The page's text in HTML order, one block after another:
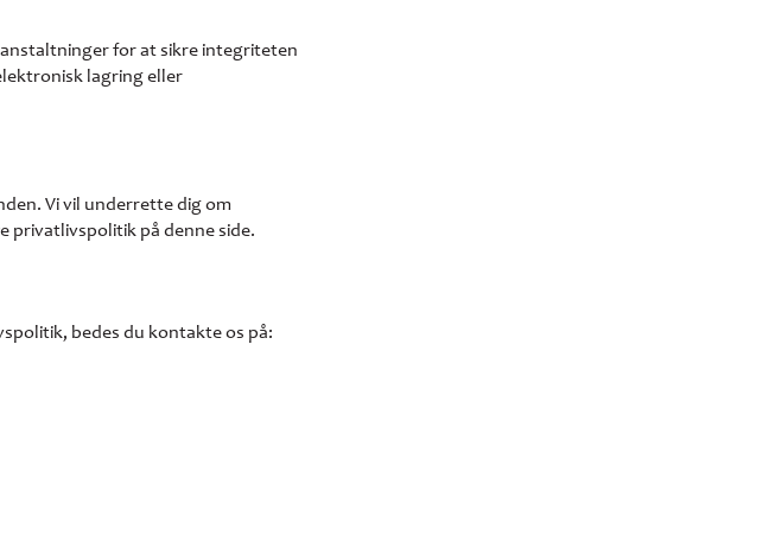
for at sikre integriteten
lagring eller
Vi vil underrette dig om
privatlivspolitik på denne side.
bedes du kontakte os på: